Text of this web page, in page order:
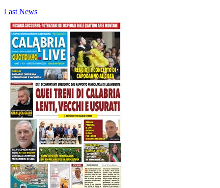
Last News